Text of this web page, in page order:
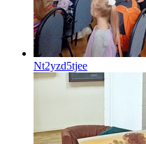
Nt2yzd5tjee